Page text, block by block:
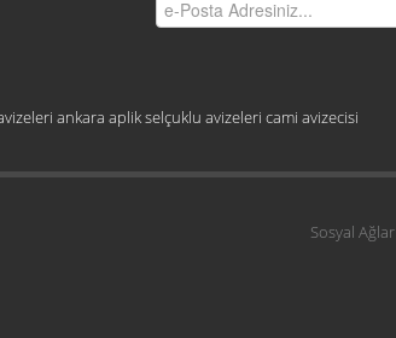
ankara aplikselçuklu avizeleri cami avizecisi
Sosyal Ağlar